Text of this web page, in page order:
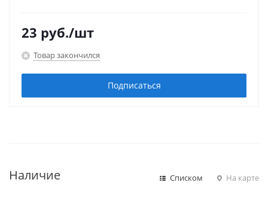
23 руб./шт
Товар закончился
Подписаться
Наличие Списком На карте